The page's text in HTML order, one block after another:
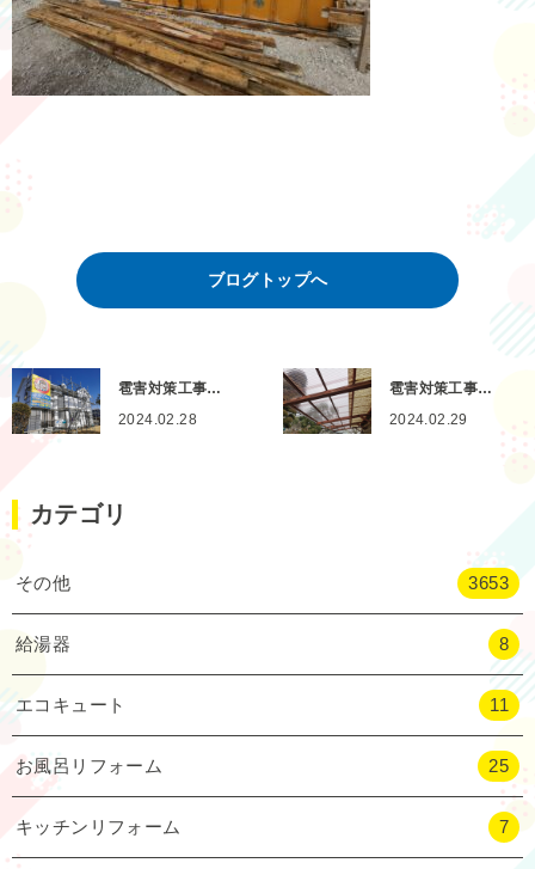
ブログトップへ
雹害対策工事…
2024.02.28
雹害対策工事…
2024.02.29
カテゴリ
その他 3653
給湯器 8
エコキュート 11
お風呂リフォーム 25
キッチンリフォーム 7